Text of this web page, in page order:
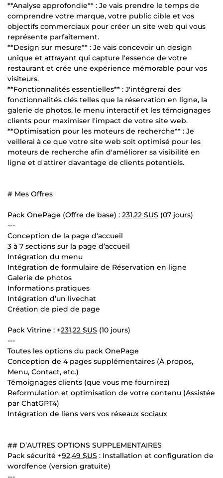
**Analyse approfondie** : Je vais prendre le temps de
comprendre votre marque, votre public cible et vos
objectifs commerciaux pour créer un site web qui vous
représente parfaitement.
**Design sur mesure** : Je vais concevoir un design
unique et attrayant qui capture l'essence de votre
restaurant et crée une expérience mémorable pour vos
visiteurs.
**Fonctionnalités essentielles** : J'intégrerai des
fonctionnalités clés telles que la réservation en ligne, la
galerie de photos, le menu interactif et les témoignages
clients pour maximiser l'impact de votre site web.
**Optimisation pour les moteurs de recherche** : Je
veillerai à ce que votre site web soit optimisé pour les
moteurs de recherche afin d'améliorer sa visibilité en
ligne et d'attirer davantage de clients potentiels.
# Mes Offres
Pack OnePage (Offre de base) : 231,22 $US (07 jours)
---
Conception de la page d'accueil
3 à 7 sections sur la page d’accueil
Intégration du menu
Intégration de formulaire de Réservation en ligne
Galerie de photos
Informations pratiques
Intégration d’un livechat
Création de pied de page
Pack Vitrine : +231,22 $US (10 jours)
---
Toutes les options du pack OnePage
Conception de 4 pages supplémentaires (À propos,
Menu, Contact, etc.)
Témoignages clients (que vous me fournirez)
Reformulation et optimisation de votre contenu (Assistée
par ChatGPT4)
Intégration de liens vers vos réseaux sociaux
## D’AUTRES OPTIONS SUPPLEMENTAIRES
Pack sécurité +92,49 $US : Installation et configuration de
wordfence (version gratuite)